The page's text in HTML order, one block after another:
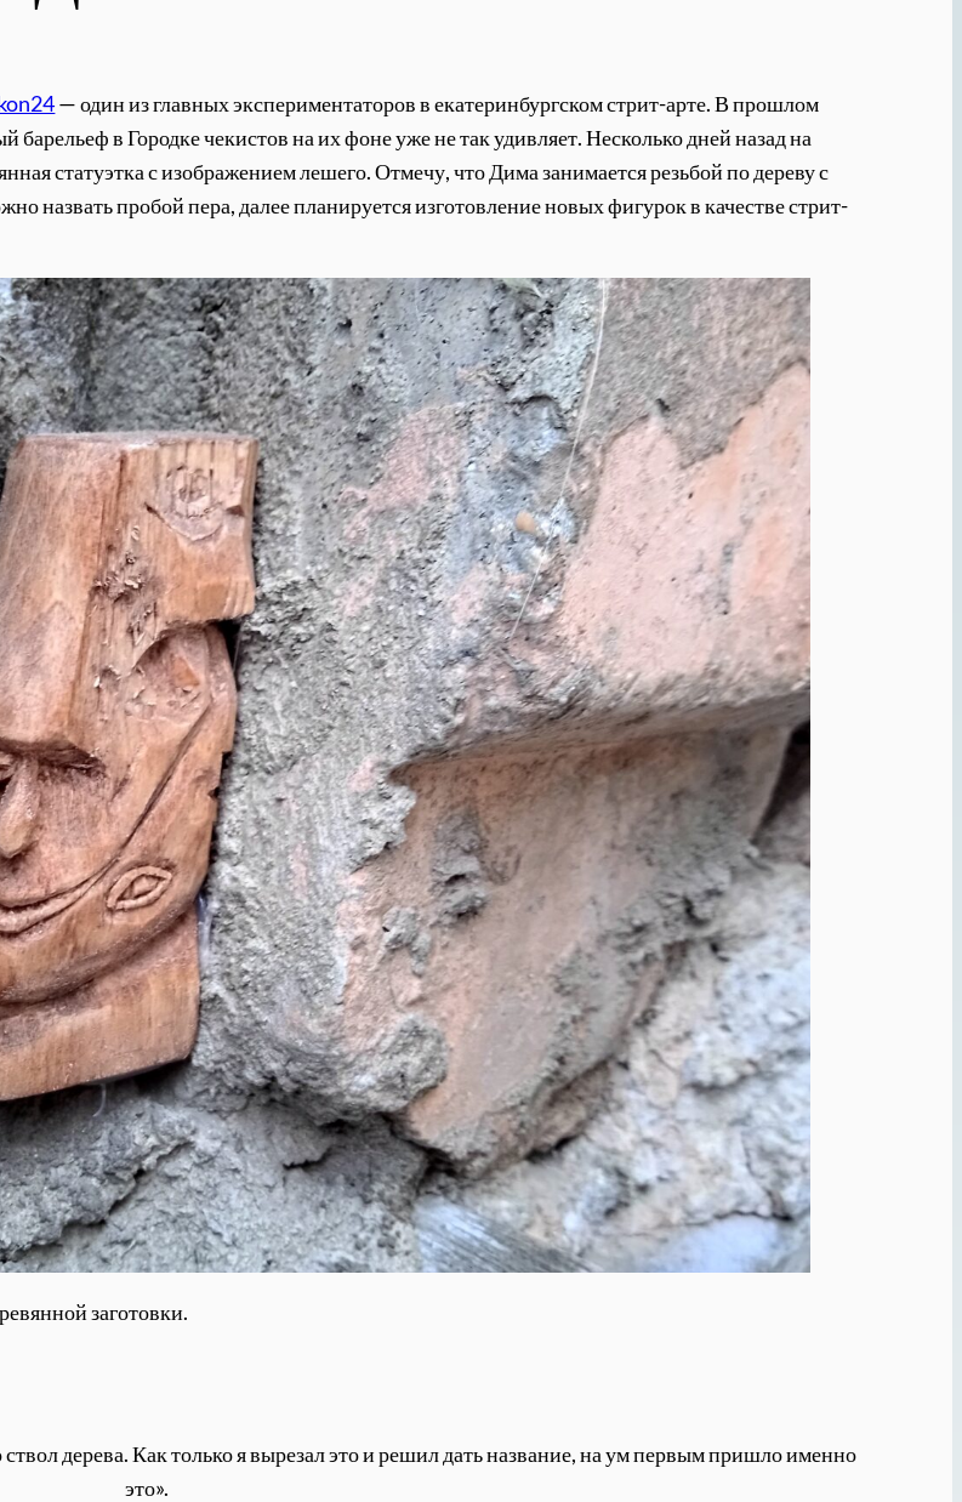
— один из главных экспериментаторов в екатеринбургском стрит-арте. В прошлом
в Городке чекистов на их фоне уже не так удивляет. Несколько дней назад на
статуэтка с изображением лешего. Отмечу, что Дима занимается резьбой по дереву с
назвать пробой пера, далее планируется изготовление новых фигурок в качестве стрит-
заготовки.
дерева. Как только я вырезал это и решил дать название, на ум первым пришло именно
это».